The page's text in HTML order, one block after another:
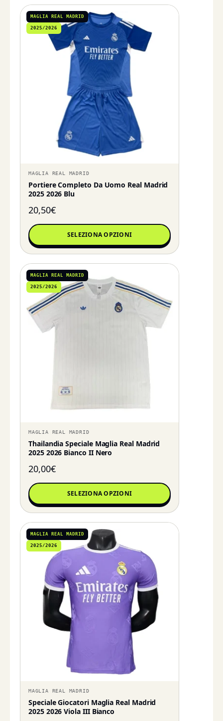
MAGLIA REAL MADRID
2025/2026
MAGLIA REAL MADRID
Portiere Completo Da Uomo Real Madrid
2025 2026 Blu
20,50€
SELEZIONA OPZIONI
MAGLIA REAL MADRID
2025/2026
MAGLIA REAL MADRID
Thailandia Speciale Maglia Real Madrid
2025 2026 Bianco II Nero
20,00€
SELEZIONA OPZIONI
MAGLIA REAL MADRID
2025/2026
MAGLIA REAL MADRID
Speciale Giocatori Maglia Real Madrid
2025 2026 Viola III Bianco